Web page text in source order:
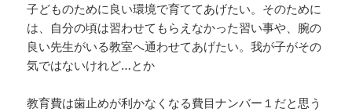
子どものために良い環境で育ててあげたい。そのために
は、自分の頃は習わせてもらえなかった習い事や、腕の
良い先生がいる教室へ通わせてあげたい。我が子がその
気ではないけれど…とか
教育費は歯止めが利かなくなる費目ナンバー１だと思う